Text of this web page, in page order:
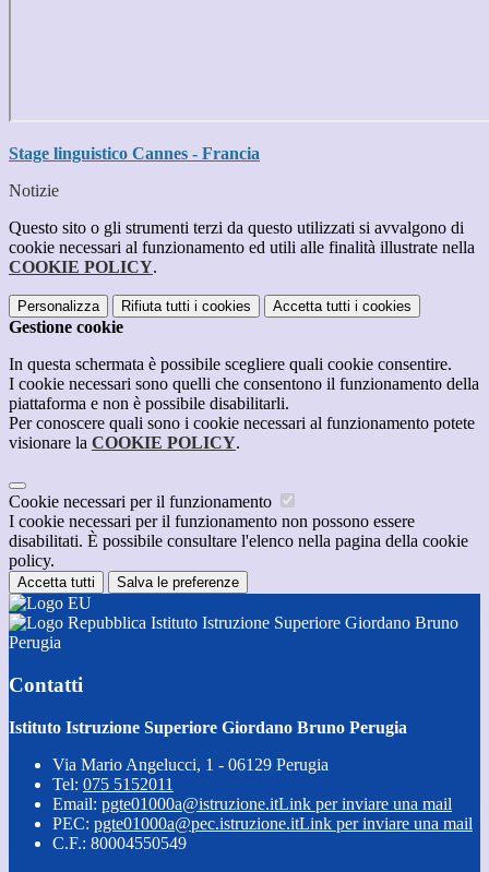
Stage linguistico Cannes - Francia
Notizie
Questo sito o gli strumenti terzi da questo utilizzati si avvalgono di
cookie necessari al funzionamento ed utili alle finalità illustrate nella
COOKIE POLICY.
Personalizza Rifiuta tutti i cookies Accetta tutti i cookies
Gestione cookie
In questa schermata è possibile scegliere quali cookie consentire.
I cookie necessari sono quelli che consentono il funzionamento della
piattaforma e non è possibile disabilitarli.
Per conoscere quali sono i cookie necessari al funzionamento potete
visionare la COOKIE POLICY.
Cookie necessari per il funzionamento
I cookie necessari per il funzionamento non possono essere
disabilitati. È possibile consultare l'elenco nella pagina della cookie
policy.
Accetta tutti Salva le preferenze
Istituto Istruzione Superiore Giordano Bruno
Perugia
Contatti
Istituto Istruzione Superiore Giordano Bruno Perugia
Via Mario Angelucci, 1 - 06129 Perugia
Tel: 075 5152011
Email: pgte01000a@istruzione.itLink per inviare una mail
PEC: pgte01000a@pec.istruzione.itLink per inviare una mail
C.F.: 80004550549